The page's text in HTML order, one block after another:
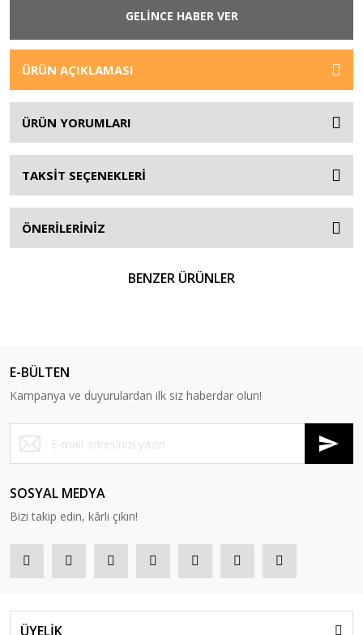
GELİNCE HABER VER
ÜRÜN AÇIKLAMASI
ÜRÜN YORUMLARI
TAKSİT SEÇENEKLERİ
ÖNERİLERİNİZ
BENZER ÜRÜNLER
E-BÜLTEN
Kampanya ve duyurulardan ilk siz haberdar olun!
SOSYAL MEDYA
Bizi takip edin, kârlı çıkın!
ÜYELİK